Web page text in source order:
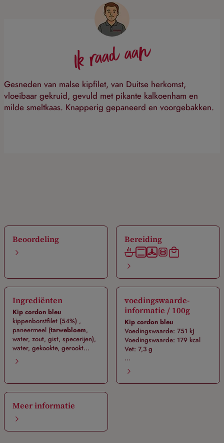
Ik raad aan
Gesneden van malse kipfilet, van Duitse herkomst,
vloeibaar gekruid, gevuld met pikante kalkoenham en
milde smeltkaas. Knapperig gepaneerd en voorgebakken.
Beoordeling Bereiding
Ingrediënten
Kip cordon bleu
kippenborstfilet (54%) ,
paneermeel (tarwebloem,
water, zout, gist, specerijen),
water, gekookte, gerookt...
voedingswaarde-
informatie / 100g
Kip cordon bleu
Voedingswaarde: 751 kJ
Voedingswaarde: 179 kcal
Vet: 7,3 g
...
Meer informatie